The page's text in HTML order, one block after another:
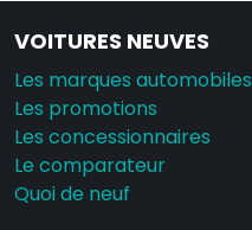
VOITURES NEUVES
Les marques automobiles
Les promotions
Les concessionnaires
Le comparateur
Quoi de neuf